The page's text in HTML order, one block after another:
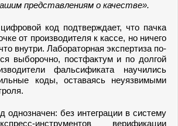
представлениям о качестве».
код подтверждает, что пачка
от производителя к кассе, но ничего
внутри. Лабораторная экспертиза по-
выборочно, постфактум и по долгой
фальсификата научились
коды, оставаясь неуязвимыми
однозначен: без интеграции в систему
инструментов верификации